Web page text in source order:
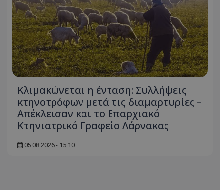
Κλιμακώνεται η ένταση: Συλλήψεις
κτηνοτρόφων μετά τις διαμαρτυρίες –
Απέκλεισαν και το Επαρχιακό
Κτηνιατρικό Γραφείο Λάρνακας
05.08.2026 - 15:10
usprivacy
.lifenewscy.tothemaonline.com
ASP.NET_SessionId
Microsoft Corporation